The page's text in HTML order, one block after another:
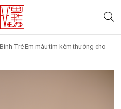
Trẻ Em màu tím kèm thường cho